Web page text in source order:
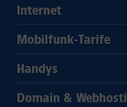
Internet
Mobilfunk-Tarife
Handys
Domain &